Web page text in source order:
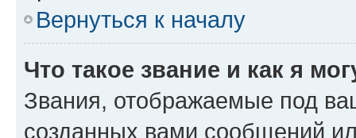
Вернуться к началу
Что такое звание и как я
Звания, отображаемые под
созданных вами сообщений